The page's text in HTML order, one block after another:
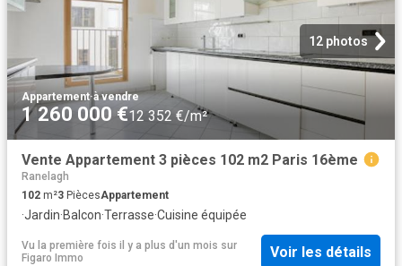
12 photos
Appartement·à vendre
1 260 000 €12 352 €/m²
Vente Appartement 3 pièces 102 m2 Paris 16ème
Ranelagh
102 m²3 PiècesAppartement
·Jardin·Balcon·Terrasse·Cuisine équipée
Vu la première fois il y a plus d'un mois sur
Figaro Immo
Voir les détails